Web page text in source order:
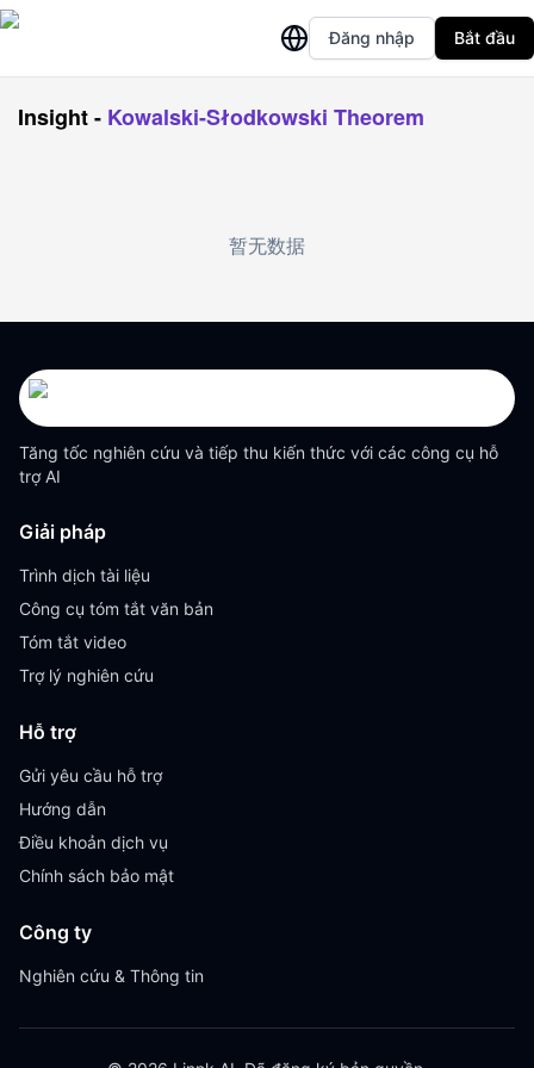
Đăng nhập Bắt đầu
Insight- Kowalski-Słodkowski Theorem
暂无数据
Tăng tốc nghiên cứu và tiếp thu kiến thức với các công cụ hỗ
trợ AI
Giải pháp
Trình dịch tài liệu
Công cụ tóm tắt văn bản
Tóm tắt video
Trợ lý nghiên cứu
Hỗ trợ
Gửi yêu cầu hỗ trợ
Hướng dẫn
Điều khoản dịch vụ
Chính sách bảo mật
Công ty
Nghiên cứu & Thông tin